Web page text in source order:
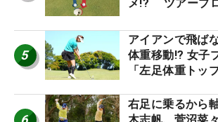
メ!? ツアープ
減するワケ
5
アイアンで飛ば
体重移動!? 女子
「左足体重トッ
右足に乗るから
木志帆、菅沼菜